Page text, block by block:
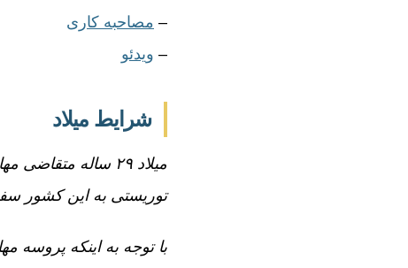
– مصاحبه کاری
– ویدئو
شرایط میلاد
میلاد ۲۹ ساله
توریستی به این کشور سفر
با توجه به اینکه پروسه